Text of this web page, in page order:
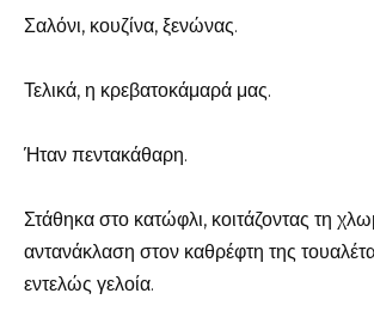
Σαλόνι, κουζίνα, ξενώνας.
Τελικά, η κρεβατοκάμαρά μας.
Ήταν πεντακάθαρη.
Στάθηκα στο κατώφλι, κοιτάζοντας τη
αντανάκλαση στον καθρέφτη της
εντελώς γελοία.